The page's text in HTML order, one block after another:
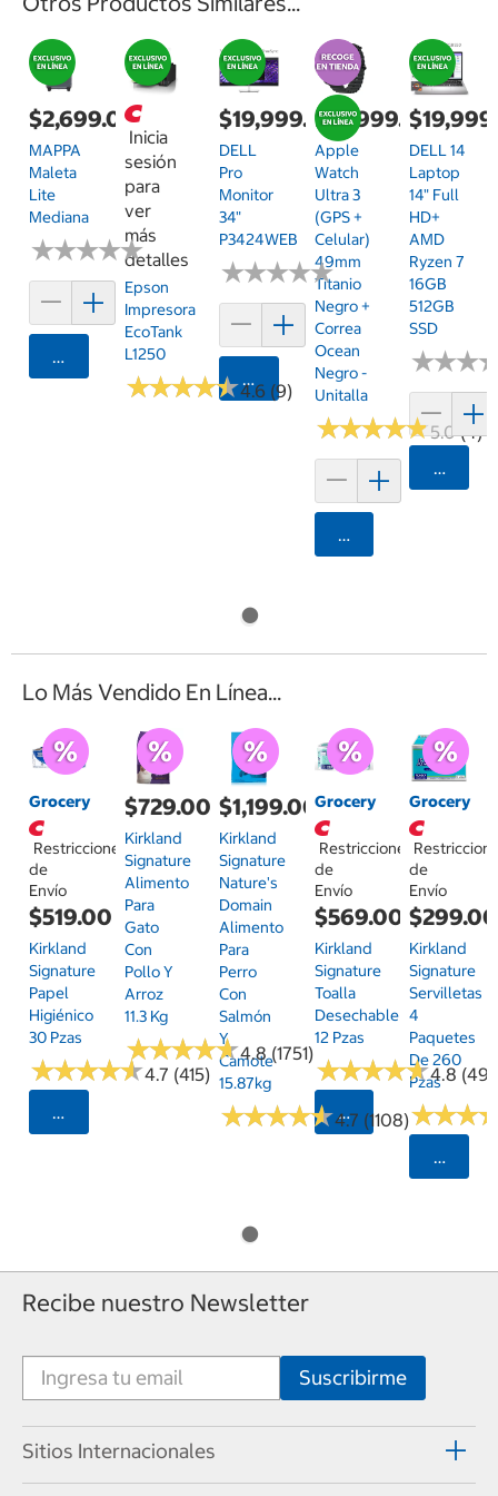
$2,699.00
MAPPA
Maleta
Lite
Mediana
★★★★★
★★★★★
Agregar
Inicia
sesión
para
ver
más
detalles
Epson
Impresora
EcoTank
L1250
★★★★★
★★★★★4.6 (9)
$19,999.00
DELL
Pro
Monitor
34"
P3424WEB
★★★★★
★★★★★
Agregar
$18,999.00
Apple
Watch
Ultra 3
(GPS +
Celular)
49mm
Titanio
Negro +
Correa
Ocean
Negro -
Unitalla
★★★★★
★★★★★5.0 (4)
Agregar
DELL 14
Laptop
14" Full
HD+
AMD
Ryzen 7
16GB
512GB
SSD
★★★
★★★
Lo Más Vendido En Línea...
Grocery
Restricciones
de
Envío
$519.00
Kirkland
Signature
Papel
Higiénico
30 Pzas
★★★★★
★★★★★4.7 (415)
Seleccionar Código Postal
$729.00
Kirkland
Signature
Alimento
Para
Gato
Con
Pollo Y
Arroz
11.3 Kg
★★★★★
★★★★★4.8 (1751)
$1,199.00
Kirkland
Signature
Nature's
Domain
Alimento
Para
Perro
Con
Salmón
Y
Camote
15.87kg
★★★★★
★★★★★4.7 (1108)
Grocery
Restricciones
de
Envío
$569.00
Kirkland
Signature
Toalla
Desechable
12 Pzas
★★★★★
★★★★★4.8
Seleccionar
Grocery
de
Envío
$299.00
Kirkland
Signature
Servilletas
4
Paquetes
De 260
Pzas
★★★
★★★
Recibe nuestro Newsletter
Sitios Internacionales